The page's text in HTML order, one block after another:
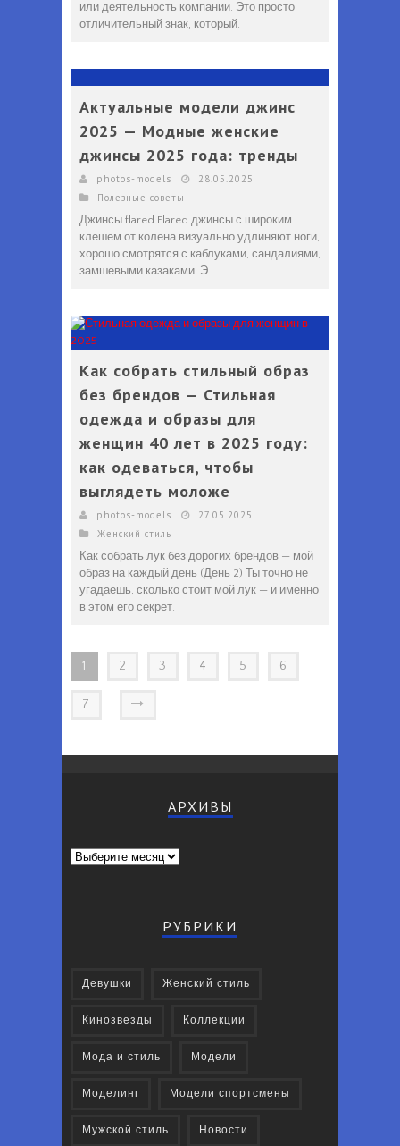
или деятельность компании. Это просто
отличительный знак, который.
Актуальные модели джинс
2025 — Модные женские
джинсы 2025 года: тренды
photos-models
28.05.2025
Полезные советы
Джинсы flared​​ Flared джинсы с широким
клешем от колена визуально удлиняют ноги,
хорошо смотрятся с каблуками, сандалиями,
замшевыми казаками. Э.
Как собрать стильный образ
без брендов — Стильная
одежда и образы для
женщин 40 лет в 2025 году:
как одеваться, чтобы
выглядеть моложе
photos-models
27.05.2025
Женский стиль
Как собрать лук без дорогих брендов — мой
образ на каждый день (День 2) Ты точно не
угадаешь, сколько стоит мой лук — и именно
в этом его секрет.
1 2 3 4 5 6
7
АРХИВЫ
Архивы
РУБРИКИ
Девушки Женский стиль
Кинозвезды Коллекции
Мода и стиль Модели
Моделинг Модели спортсмены
Мужской стиль Новости